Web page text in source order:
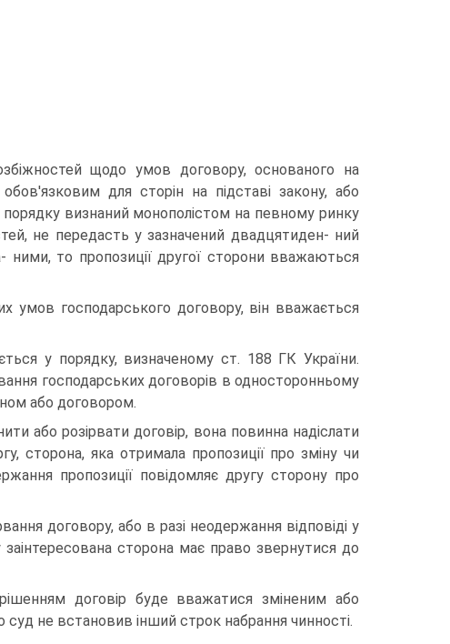
щодо умов договору, основаного на
для сторін на підставі закону, або
визнаний монополістом на певному ринку
не передасть у зазначений двадцятиден- ний
ними, то пропозиції другої сторони вважаються
умов господарського договору, він вважається
у порядку, визначеному ст. 188 ГК України.
господарсь­ких договорів в односторонньому
або договором.
або розірвати договір, вона повинна надіслати
сторона, яка отримала пропозиції про зміну чи
пропозиції пові­домляє другу сторону про
договору, або в разі неодержання відповіді у
сторона має право звернутися до
договір буде вважатися зміненим або
не вста­новив інший строк набрання чинності.